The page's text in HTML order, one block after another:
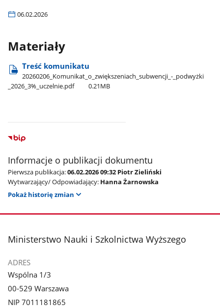
06.02.2026
Materiały
Treść komunikatu
20260206​_Komunikat​_o​_zwiększeniach​_subwencji​_-​_podwyżki​
_2026​_3%​_uczelnie.pdf
0.21MB
Informacje o publikacji dokumentu
Pierwsza publikacja:06.02.2026 09:32 Piotr Zieliński
Wytwarzający/ Odpowiadający: Hanna Żarnowska
Pokaż historię zmian
stopka
Ministerstwo Nauki i Szkolnictwa Wyższego
ADRES
Wspólna 1/3
00-529 Warszawa
NIP 7011181865